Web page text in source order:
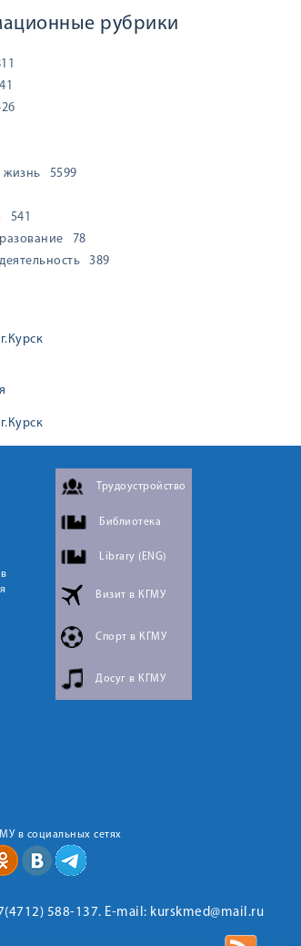
рубрики
жизнь
5599
541
78
389
Трудоустройство
Библиотека
Library (ENG)
Визит в КГМУ
Спорт в КГМУ
Досуг в КГМУ
в социальных сетях
588-137. E-mail: kurskmed@mail.ru